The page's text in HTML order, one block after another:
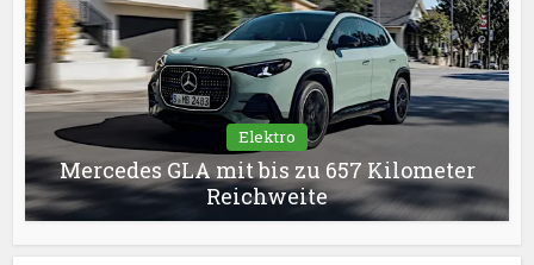
Elektro
Mercedes GLA mit bis zu 657 Kilometer
Reichweite